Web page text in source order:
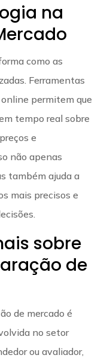
na
como as
Ferramentas
permitem que
tempo real sobre
e
não apenas
também ajuda a
mais precisos e
sobre
de
de mercado é
no setor
ou avaliador,